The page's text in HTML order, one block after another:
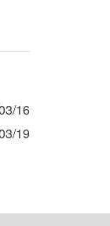
16
19